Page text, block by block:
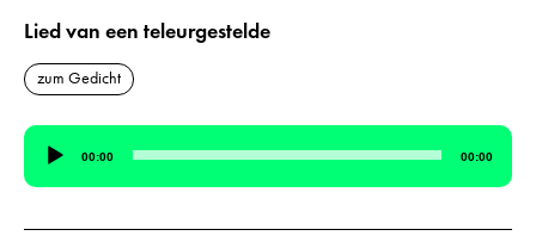
Lied van een teleurgestelde
zum Gedicht
Audio-
Player
00:00 00:00